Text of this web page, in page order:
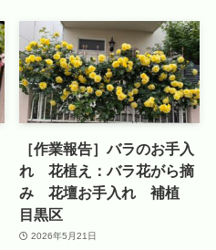
［作業報告］バラのお手入
れ 花植え：バラ花がら摘
み 花壇お手入れ 補植
目黒区
2026年5月21日